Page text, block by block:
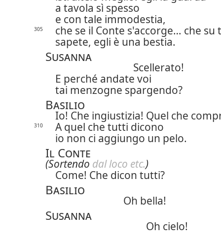
a tavola sì spesso
e con tale immodestia,
305
che se il Conte s'accorge… che su
sapete, egli è una bestia.
Susanna
Scellerato!
E perché andate voi
tai menzogne spargendo?
Basilio
Io! Che ingiustizia! Quel che
310
A quel che tutti dicono
io non ci aggiungo un pelo.
Il Conte
(Sortendo dal loco etc.)
Come! Che dicon tutti?
Basilio
Oh bella!
Susanna
Oh cielo!